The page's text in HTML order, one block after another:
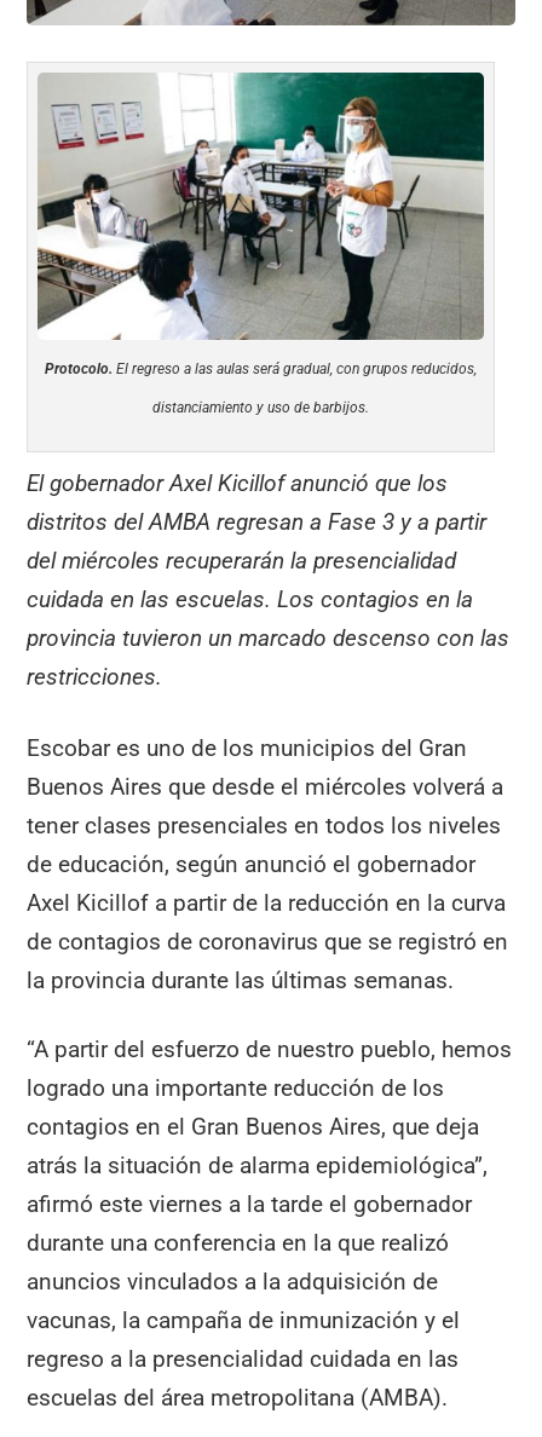
Protocolo. El regreso a las aulas será gradual, con grupos reducidos,
distanciamiento y uso de barbijos.
El gobernador Axel Kicillof anunció que los
distritos del AMBA regresan a Fase 3 y a partir
del miércoles recuperarán la presencialidad
cuidada en las escuelas. Los contagios en la
provincia tuvieron un marcado descenso con las
restricciones.
Escobar es uno de los municipios del Gran
Buenos Aires que desde el miércoles volverá a
tener clases presenciales en todos los niveles
de educación, según anunció el gobernador
Axel Kicillof a partir de la reducción en la curva
de contagios de coronavirus que se registró en
la provincia durante las últimas semanas.
“A partir del esfuerzo de nuestro pueblo, hemos
logrado una importante reducción de los
contagios en el Gran Buenos Aires, que deja
atrás la situación de alarma epidemiológica”,
afirmó este viernes a la tarde el gobernador
durante una conferencia en la que realizó
anuncios vinculados a la adquisición de
vacunas, la campaña de inmunización y el
regreso a la presencialidad cuidada en las
escuelas del área metropolitana (AMBA).